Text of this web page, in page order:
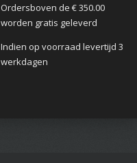
Ordersboven de € 350.00
worden gratis geleverd
Indien op voorraad levertijd 3
werkdagen